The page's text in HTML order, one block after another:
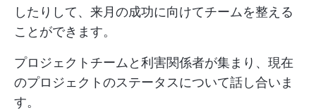
したりして、来月の成功に向けてチームを整える
ことができます。
プロジェクトチームと利害関係者が集まり、現在
のプロジェクトのステータスについて話し合いま
す。